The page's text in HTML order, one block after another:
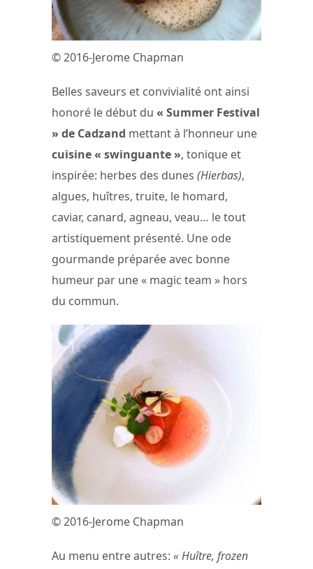
© 2016-Jerome Chapman
Belles saveurs et convivialité ont ainsi
honoré le début du « Summer Festival
» de Cadzand mettant à l’honneur une
cuisine « swinguante », tonique et
inspirée: herbes des dunes (Hierbas),
algues, huîtres, truite, le homard,
caviar, canard, agneau, veau… le tout
artistiquement présenté. Une ode
gourmande préparée avec bonne
humeur par une « magic team » hors
du commun.
© 2016-Jerome Chapman
Au menu entre autres: « Huître, frozen